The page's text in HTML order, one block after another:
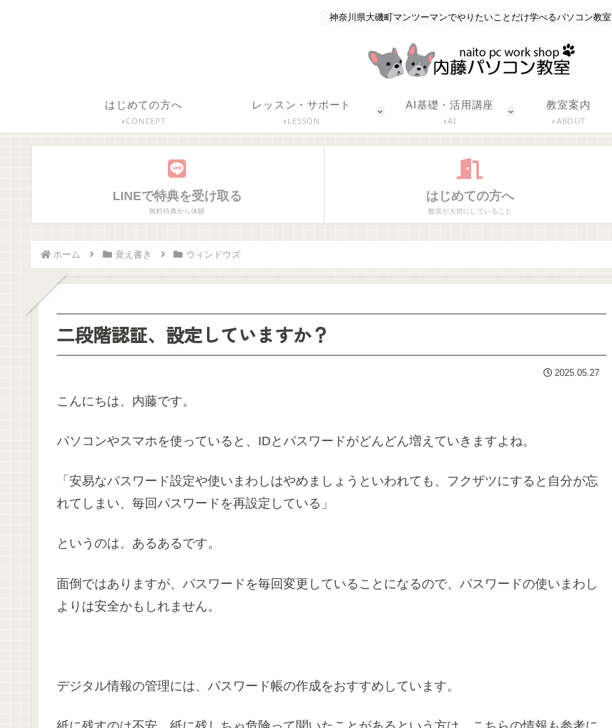
神奈川県大磯町マンツーマンでやりたいことだけ学べるパソコン教室
はじめての方へ
CONCEPT
レッスン・サポート
LESSON
AI基礎・活用講座
AI
教室案内
ABOUT
LINEで特典を受け取る
無料特典から体験
はじめての方へ
教室が大切にしていること
ホーム 覚え書き ウィンドウズ
二段階認証、設定していますか？
2025.05.27
こんにちは、内藤です。
パソコンやスマホを使っていると、IDとパスワードがどんどん増えていきますよね。
「安易なパスワード設定や使いまわしはやめましょうといわれても、フクザツにすると自分が忘
れてしまい、毎回パスワードを再設定している」
というのは、あるあるです。
面倒ではありますが、パスワードを毎回変更していることになるので、パスワードの使いまわし
よりは安全かもしれません。
デジタル情報の管理には、パスワード帳の作成をおすすめしています。